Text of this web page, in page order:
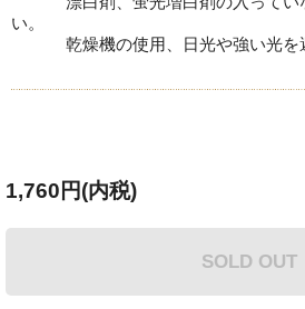
い。
乾燥機の使用、日光や強い光を
1,760円(内税)
SOLD OUT